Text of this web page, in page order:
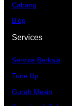
Cabang
Blog
Services
Service Berkala
Tune Up
Gurah Mesin